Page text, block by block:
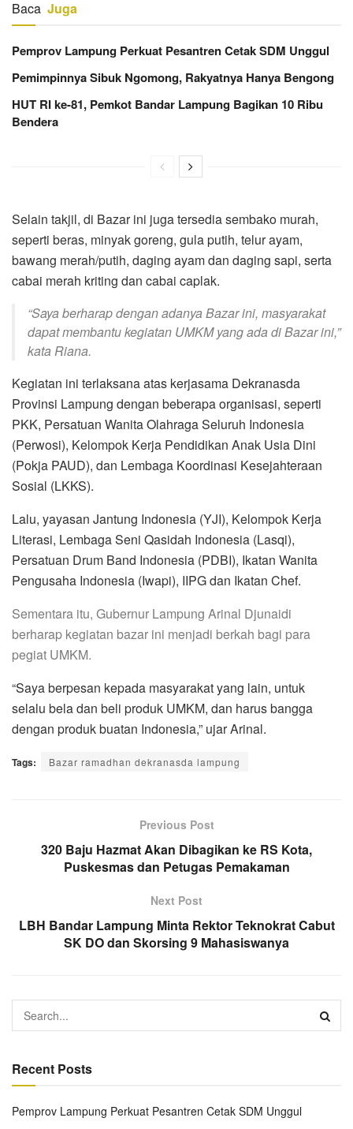
Baca Juga
Pemprov Lampung Perkuat Pesantren Cetak SDM Unggul
Pemimpinnya Sibuk Ngomong, Rakyatnya Hanya Bengong
HUT RI ke-81, Pemkot Bandar Lampung Bagikan 10 Ribu
Bendera
Selain takjil, di Bazar ini juga tersedia sembako murah,
seperti beras, minyak goreng, gula putih, telur ayam,
bawang merah/putih, daging ayam dan daging sapi, serta
cabai merah kriting dan cabai caplak.
“Saya berharap dengan adanya Bazar ini, masyarakat
dapat membantu kegiatan UMKM yang ada di Bazar ini,”
kata Riana.
Kegiatan ini terlaksana atas kerjasama Dekranasda
Provinsi Lampung dengan beberapa organisasi, seperti
PKK, Persatuan Wanita Olahraga Seluruh Indonesia
(Perwosi), Kelompok Kerja Pendidikan Anak Usia Dini
(Pokja PAUD), dan Lembaga Koordinasi Kesejahteraan
Sosial (LKKS).
Lalu, yayasan Jantung Indonesia (YJI), Kelompok Kerja
Literasi, Lembaga Seni Qasidah Indonesia (Lasqi),
Persatuan Drum Band Indonesia (PDBI), Ikatan Wanita
Pengusaha Indonesia (Iwapi), IIPG dan Ikatan Chef.
Sementara itu, Gubernur Lampung Arinal Djunaidi
berharap kegiatan bazar ini menjadi berkah bagi para
pegiat UMKM.
“Saya berpesan kepada masyarakat yang lain, untuk
selalu bela dan beli produk UMKM, dan harus bangga
dengan produk buatan Indonesia,” ujar Arinal.
Tags: Bazar ramadhan dekranasda lampung
Previous Post
320 Baju Hazmat Akan Dibagikan ke RS Kota,
Puskesmas dan Petugas Pemakaman
Next Post
LBH Bandar Lampung Minta Rektor Teknokrat Cabut
SK DO dan Skorsing 9 Mahasiswanya
Recent Posts
Pemprov Lampung Perkuat Pesantren Cetak SDM Unggul